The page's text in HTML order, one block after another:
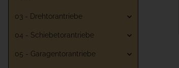
03 - Drehtorantriebe
04 - Schiebetorantriebe
05 - Garagentorantriebe